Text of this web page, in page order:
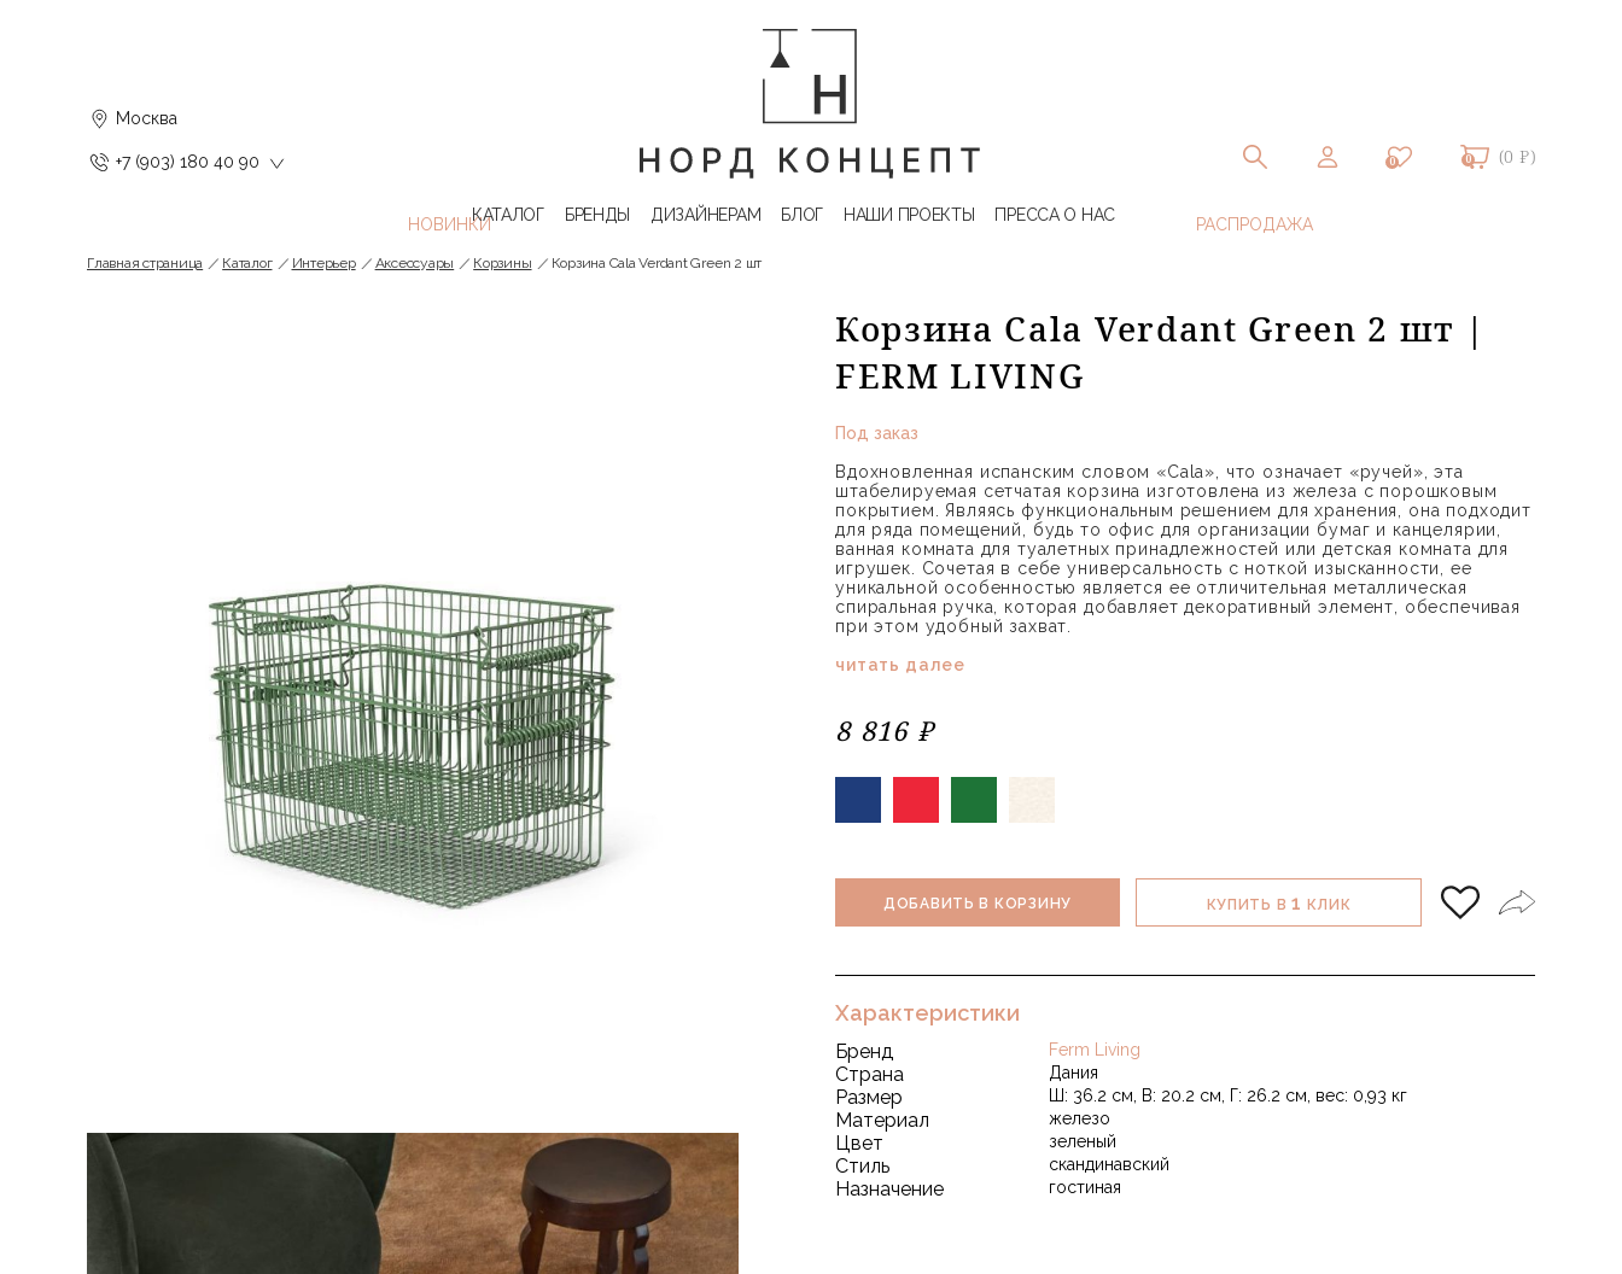
Москва
+7 (903) 180 40 90 0 0 (0 ₽)
КАТАЛОГ БРЕНДЫ ДИЗАЙНЕРАМ БЛОГ НАШИ ПРОЕКТЫ ПРЕССА О НАС
Главная страница Каталог Интерьер Аксессуары Корзины Корзина Cala Verdant Green 2 шт
Корзина Cala Verdant Green 2 шт |
FERM LIVING
Под заказ
Вдохновленная испанским словом «Cala», что означает «ручей», эта
штабелируемая сетчатая корзина изготовлена ​​из железа с порошковым
покрытием. Являясь функциональным решением для хранения, она подходит
для ряда помещений, будь то офис для организации бумаг и канцелярии,
ванная комната для туалетных принадлежностей или детская комната для
игрушек. Сочетая в себе универсальность с ноткой изысканности, ее
уникальной особенностью является ее отличительная металлическая
спиральная ручка, которая добавляет декоративный элемент, обеспечивая
при этом удобный захват.
читать далее
8 816 ₽
ДОБАВИТЬ В КОРЗИНУ КУПИТЬ В1 КЛИК
Характеристики
Бренд Ferm Living
Страна Дания
Размер Ш: 36.2 см, В: 20.2 см, Г: 26.2 см, вес: 0,93 кг
Материал железо
Цвет зеленый
Стиль скандинавский
Назначение гостиная